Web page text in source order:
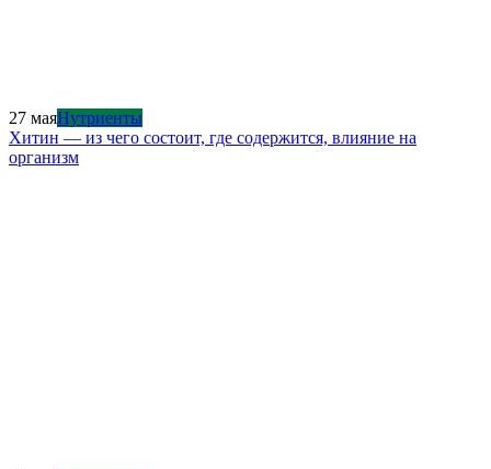
27 маяНутриенты
Хитин — из чего состоит, где содержится, влияние на
организм